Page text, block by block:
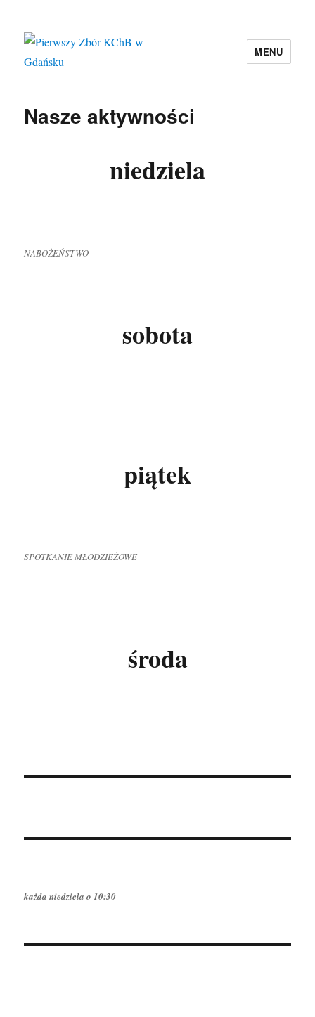
MENU
Nasze aktywności
niedziela
NABOŻEŃSTWO
sobota
piątek
SPOTKANIE MŁODZIEŻOWE
środa
każda niedziela o 10:30